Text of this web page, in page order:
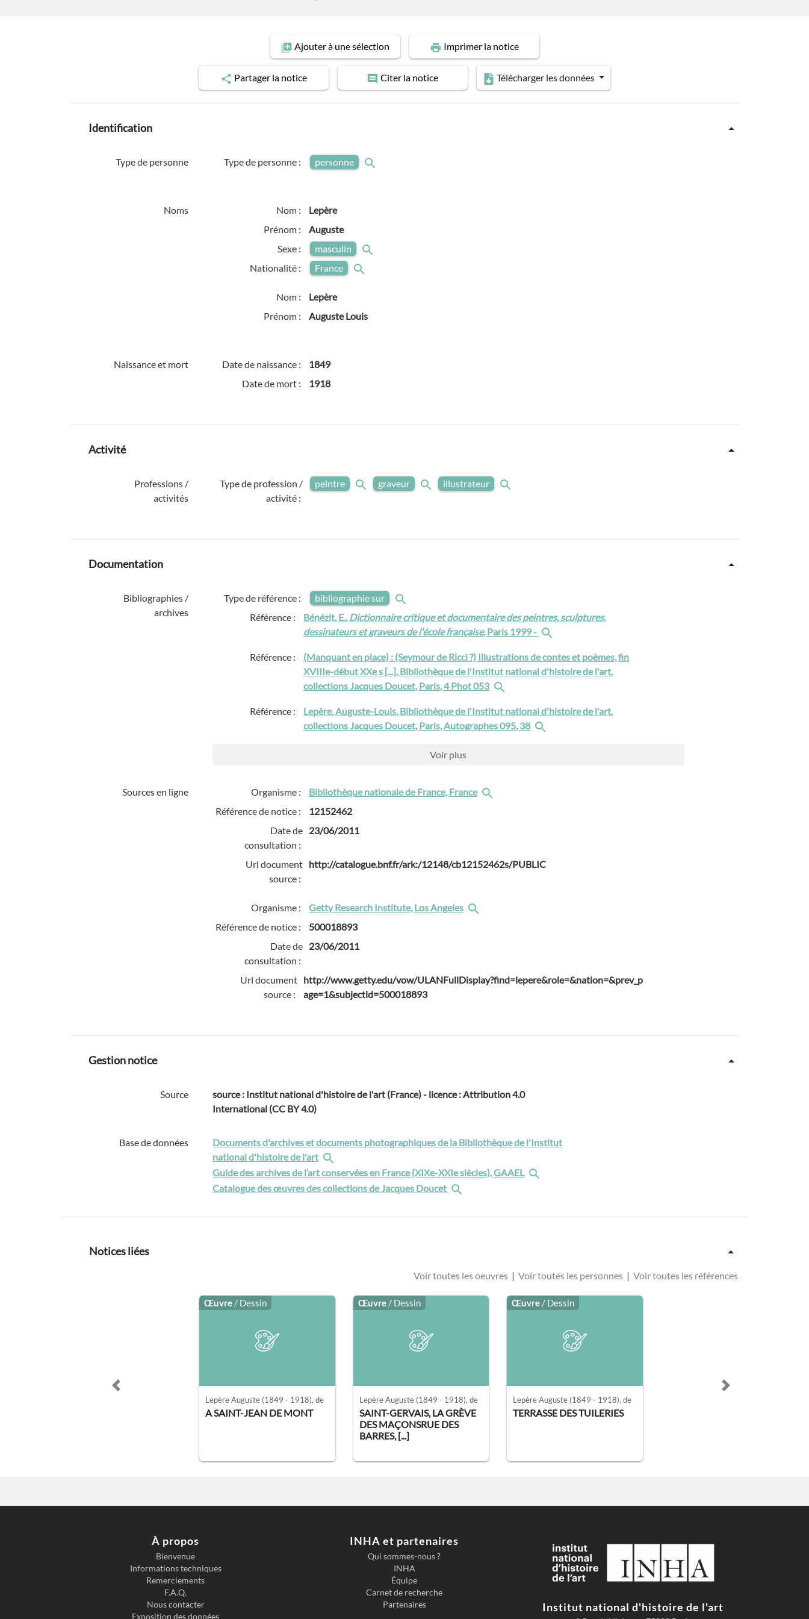
Ajouterà une sélection Imprimerla notice
Partagerla notice Citer la notice Télécharger les données
Identification
Type de personne Type de personne : personne
Noms Nom :
Lepère
Prénom :
Auguste
Sexe :
masculin
Nationalité :
France
Nom :
Lepère
Prénom :
Auguste Louis
Naissance et mort Date de naissance :
1849
Date de mort :
1918
Activité
Professions /
activités
Type de profession /
activité :
peintre graveur illustrateur
Documentation
Bibliographies /
archives
Type de référence :
bibliographie sur
Référence :
Bénézit, E.,Dictionnaire critique et documentaire des peintres, sculptures,
dessinateurs et graveurs de l'école française, Paris 1999 -
Référence :
(Manquant en place) : (Seymour de Ricci ?) Illustrations de contes et poèmes, fin
XVIIIe-début XXe s [...], Bibliothèque de l'Institut national d'histoire de l'art,
collections Jacques Doucet, Paris, 4 Phot 053
Référence :
Lepère, Auguste-Louis, Bibliothèque de l'Institut national d'histoire de l'art,
collections Jacques Doucet, Paris, Autographes 095, 38
Voir plus
Sources en ligne Organisme :
Bibliothèque nationale de France, France
Référence de notice :
12152462
Date de
consultation :
23/06/2011
Url document
source :
http://catalogue.bnf.fr/ark:/12148/cb12152462s/PUBLIC
Organisme :
Getty Research Institute, Los Angeles
Référence de notice :
500018893
Date de
consultation :
23/06/2011
Url document
source :
http://www.getty.edu/vow/ULANFullDisplay?find=lepere&role=&nation=&prev_p
age=1&subjectid=500018893
Gestion notice
Source
source : Institut national d'histoire de l'art (France) - licence : Attribution 4.0
International (CC BY 4.0)
Base de données
Documents d'archives et documents photographiques de la Bibliothèque de l'Institut
national d'histoire de l'art
Guide des archives de l’art conservées en France (XIXe-XXIe siècles), GAAEL
Catalogue des œuvres des collections de Jacques Doucet
Notices liées
Voir toutes les oeuvres | Voir toutes les personnes | Voir toutes les références
Œuvre / Dessin
Lepère Auguste (1849 - 1918), de
A SAINT-JEAN DE MONT
Œuvre / Dessin
Lepère Auguste(1849 - 1918), de
SAINT-GERVAIS, LA GRÈVE
DES MAÇONSRUE DES
BARRES, [...]
Œuvre / Dessin
Lepère Auguste (1849 - 1918), de
TERRASSE DES TUILERIES
Previous slide Next slide
À propos
Bienvenue
Informations techniques
Remerciements
F.A.Q.
Nous contacter
Exposition des données
INHA et partenaires
Qui sommes-nous ?
INHA
Équipe
Carnet de recherche
Partenaires
Institut national d'histoire de l'art